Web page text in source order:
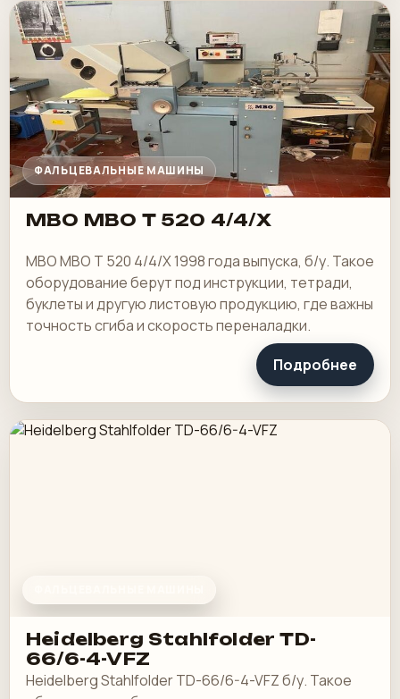
ФАЛЬЦЕВАЛЬНЫЕ МАШИНЫ
MBO MBO T 520 4/4/X
MBO MBO T 520 4/4/X 1998 года выпуска, б/у. Такое
оборудование берут под инструкции, тетради,
буклеты и другую листовую продукцию, где важны
точность сгиба и скорость переналадки.
Подробнее
Heidelberg Stahlfolder TD-
66/6-4-VFZ
Heidelberg Stahlfolder TD-66/6-4-VFZ б/у. Такое